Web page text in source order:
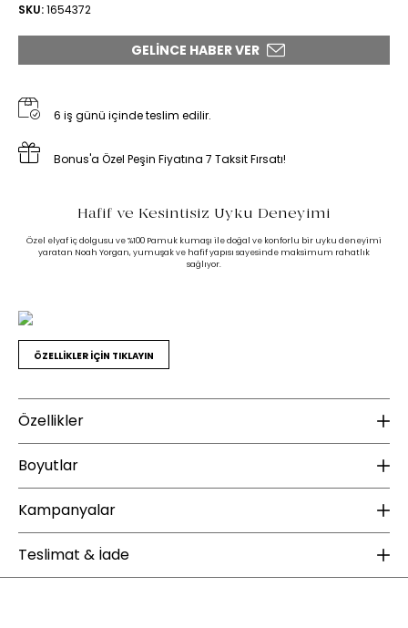
SKU:1654372
GELINCE HABER VER
6 iş günü içinde teslim edilir.
Bonus'a Özel Peşin Fiyatına 7 Taksit Fırsatı!
Hafif ve Kesintisiz Uyku Deneyimi
Özel elyaf iç dolgusu ve %100 Pamuk kumaşı ile doğal ve konforlu bir uyku deneyimi
yaratan Noah Yorgan, yumuşak ve hafif yapısı sayesinde maksimum rahatlık
sağlıyor.
ÖZELLİKLER İÇİN TIKLAYIN
Özellikler
Yıkama Talimatı :
30 derecede 9kg ve üzeri makinede
Ağartıcı kullanmayınız
Tamburlu kurutma yapmayınız.
Boyutlar
Ürün İçerik Bilgisi :
Kampanyalar
ÜCRETSİZ KARGO
Teslimat & İade